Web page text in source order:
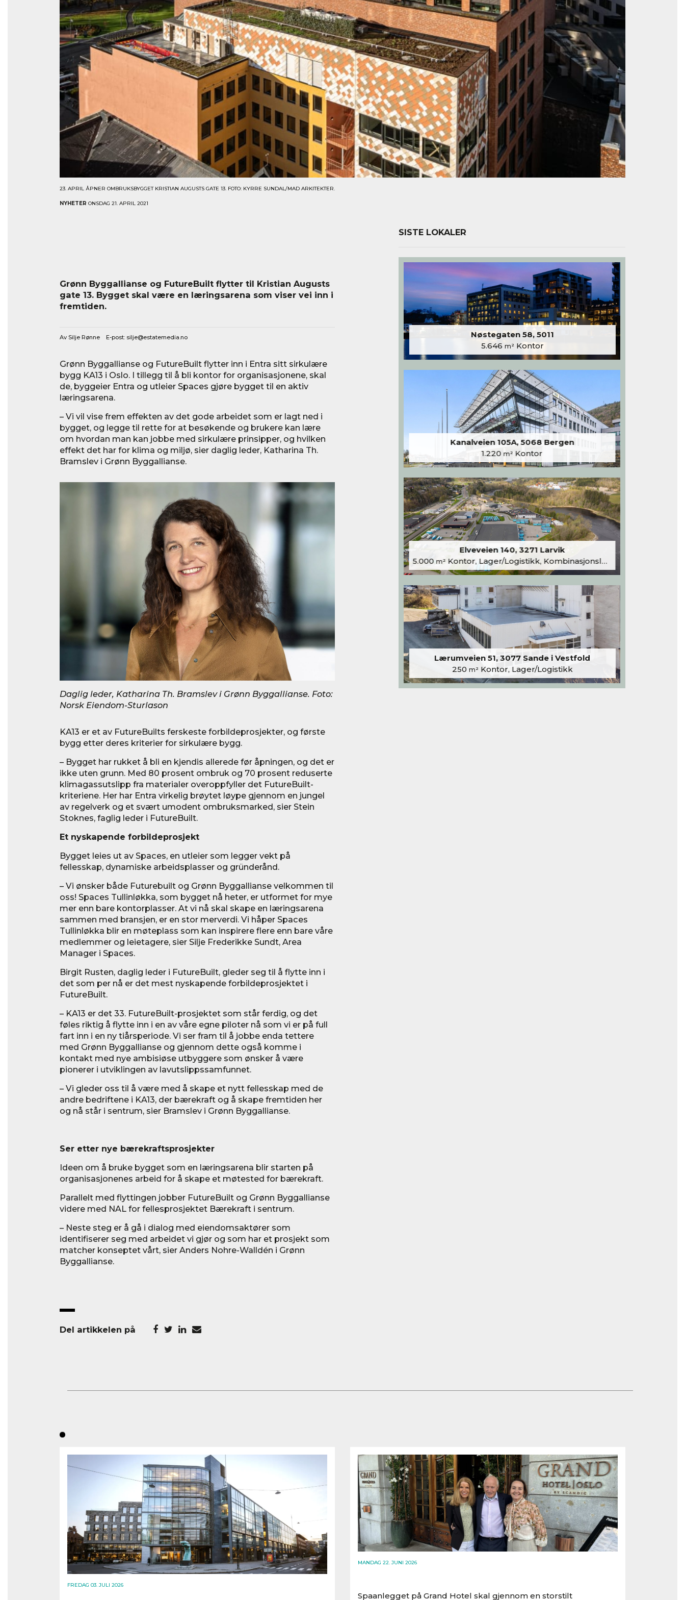
23. APRIL ÅPNER OMBRUKSBYGGET KRISTIAN AUGUSTS GATE 13. FOTO: KYRRE SUNDAL/MAD ARKITEKTER.
NYHETER ONSDAG 21. APRIL 2021
Grønn Byggallianse og FutureBuilt flytter til Kristian Augusts
gate 13. Bygget skal være en læringsarena som viser vei inn i
fremtiden.
Av Silje Rønne E-post: silje@estatemedia.no
Grønn Byggallianse og FutureBuilt flytter inn i Entra sitt sirkulære
bygg KA13 i Oslo. I tillegg til å bli kontor for organisasjonene, skal
de, byggeier Entra og utleier Spaces gjøre bygget til en aktiv
læringsarena.
– Vi vil vise frem effekten av det gode arbeidet som er lagt ned i
bygget, og legge til rette for at besøkende og brukere kan lære
om hvordan man kan jobbe med sirkulære prinsipper, og hvilken
effekt det har for klima og miljø, sier daglig leder, Katharina Th.
Bramslev i Grønn Byggallianse.
Daglig leder, Katharina Th. Bramslev i Grønn Byggallianse. Foto:
Norsk Eiendom-Sturlason
KA13 er et av FutureBuilts ferskeste forbildeprosjekter, og første
bygg etter deres kriterier for sirkulære bygg.
– Bygget har rukket å bli en kjendis allerede før åpningen, og det er
ikke uten grunn. Med 80 prosent ombruk og 70 prosent reduserte
klimagassutslipp fra materialer overoppfyller det FutureBuilt-
kriteriene. Her har Entra virkelig brøytet løype gjennom en jungel
av regelverk og et svært umodent ombruksmarked, sier Stein
Stoknes, faglig leder i FutureBuilt.
Et nyskapende forbildeprosjekt
Bygget leies ut av Spaces, en utleier som legger vekt på
fellesskap, dynamiske arbeidsplasser og gründerånd.
– Vi ønsker både Futurebuilt og Grønn Byggallianse velkommen til
oss! Spaces Tullinløkka, som bygget nå heter, er utformet for mye
mer enn bare kontorplasser. At vi nå skal skape en læringsarena
sammen med bransjen, er en stor merverdi. Vi håper Spaces
Tullinløkka blir en møteplass som kan inspirere flere enn bare våre
medlemmer og leietagere, sier Silje Frederikke Sundt, Area
Manager i Spaces.
Birgit Rusten, daglig leder i FutureBuilt, gleder seg til å flytte inn i
det som per nå er det mest nyskapende forbildeprosjektet i
FutureBuilt.
– KA13 er det 33. FutureBuilt-prosjektet som står ferdig, og det
føles riktig å flytte inn i en av våre egne piloter nå som vi er på full
fart inn i en ny tiårsperiode. Vi ser fram til å jobbe enda tettere
med Grønn Byggallianse og gjennom dette også komme i
kontakt med nye ambisiøse utbyggere som ønsker å være
pionerer i utviklingen av lavutslippssamfunnet.
– Vi gleder oss til å være med å skape et nytt fellesskap med de
andre bedriftene i KA13, der bærekraft og å skape fremtiden her
og nå står i sentrum, sier Bramslev i Grønn Byggallianse.
Ser etter nye bærekraftsprosjekter
Ideen om å bruke bygget som en læringsarena blir starten på
organisasjonenes arbeid for å skape et møtested for bærekraft.
Parallelt med flyttingen jobber FutureBuilt og Grønn Byggallianse
videre med NAL for fellesprosjektet Bærekraft i sentrum.
– Neste steg er å gå i dialog med eiendomsaktører som
identifiserer seg med arbeidet vi gjør og som har et prosjekt som
matcher konseptet vårt, sier Anders Nohre-Walldén i Grønn
Byggallianse.
Del artikkelen på
SISTE LOKALER
Nøstegaten 58, 5011
5.646 m²Kontor
Kanalveien 105A, 5068 Bergen
1.220 m² Kontor
Elveveien 140, 3271 Larvik
5.000m²Kontor, Lager/Logistikk, Kombinasjonslokaler
Lærumveien 51, 3077 Sande i Vestfold
250 m²Kontor, Lager/Logistikk
FREDAG 03. JULI 2026
MANDAG 22. JUNI 2026
Spaanlegget på Grand Hotel skal gjennom en storstilt